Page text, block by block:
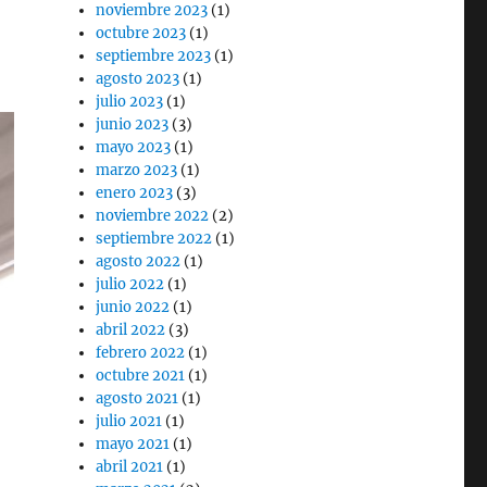
noviembre 2023 (1)
octubre 2023 (1)
septiembre 2023 (1)
agosto 2023 (1)
julio 2023 (1)
junio 2023 (3)
mayo 2023 (1)
marzo 2023 (1)
enero 2023 (3)
noviembre 2022 (2)
septiembre 2022 (1)
agosto 2022 (1)
julio 2022 (1)
junio 2022 (1)
abril 2022 (3)
febrero 2022 (1)
octubre 2021 (1)
agosto 2021 (1)
julio 2021 (1)
mayo 2021 (1)
abril 2021 (1)